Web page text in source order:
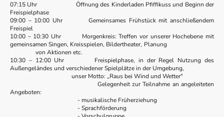
07:15 Uhr Öffnung des Kinderladen Pfiffikuss und Beginn der
Freispielphase
09:00 – 10:00 Uhr Gemeinsames Frühstück mit anschließendem
Freispiel
10:00 – 10:30 Uhr Morgenkreis: Treffen vor unserer Hochebene mit
gemeinsamen Singen, Kreisspielen, Bildertheater, Planung
von Aktionen etc.
10:30 – 12:00 Uhr Freispielphase, in der Regel Nutzung des
Außengeländes und verschiedener Spielplätze in der Umgebung,
unser Motto: „Raus bei Wind und Wetter"
Gelegenheit zur Teilnahme an angeleiteten
Angeboten:
- musikalische Früherziehung
- Sprachförderung